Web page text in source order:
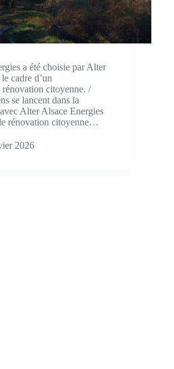
a été choisie par Alter
cadre d’un
rénovation citoyenne. /
se lancent dans la
Alter Alsace Energies
rénovation citoyenne…
2026